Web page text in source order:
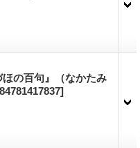
の百句』（なかたみ